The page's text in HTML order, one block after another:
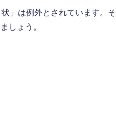
」は例外とされています。そ
しょう。